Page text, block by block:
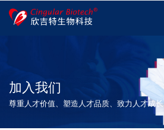
企业简介 荣誉和资质
发展历程
联系我们
加入我们
尊重人才价值、塑造人才品质、致力人才成长